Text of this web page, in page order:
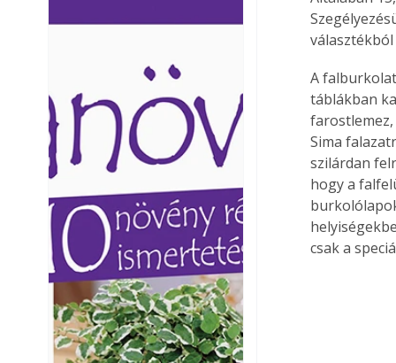
Ezermester
Laptapir kényelmes
A
táblákban
Sima
szilárdan
hogy a
csak a